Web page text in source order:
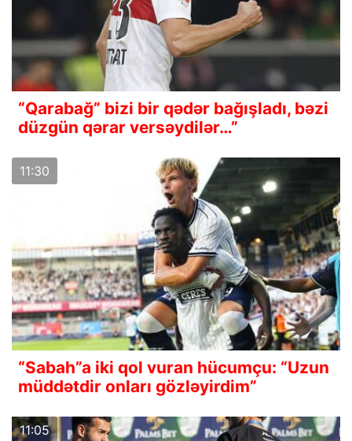
“Qarabağ” bizi bir qədər bağışladı, bəzi
düzgün qərar versəydilər…”
11:30
“Sabah”a iki qol vuran hücumçu: “Uzun
müddətdir onları gözləyirdim”
11:05